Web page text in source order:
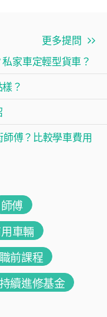
更多提問
家車定輕型貨車？
？
傅？比較學車費用
師傅
車輛
職前課程
持續進修基金